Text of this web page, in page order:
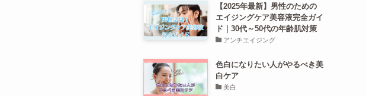
【2025年最新】男性のための
エイジングケア美容液完全ガイ
ド｜30代～50代の年齢肌対策
アンチエイジング
色白になりたい人がやるべき美
白ケア
美白